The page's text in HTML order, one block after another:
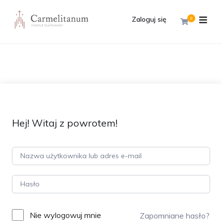
0
Zaloguj się
Hej! Witaj z powrotem!
Nie wylogowuj mnie Zapomniane hasło?